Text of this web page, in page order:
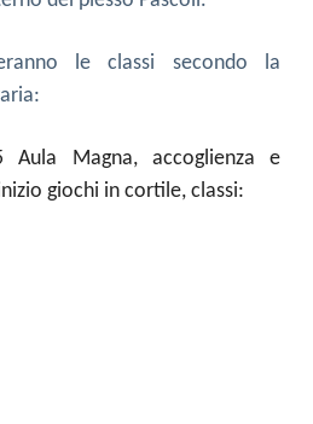
le classi secondo la
Magna, accoglienza e
giochi in cortile, classi: